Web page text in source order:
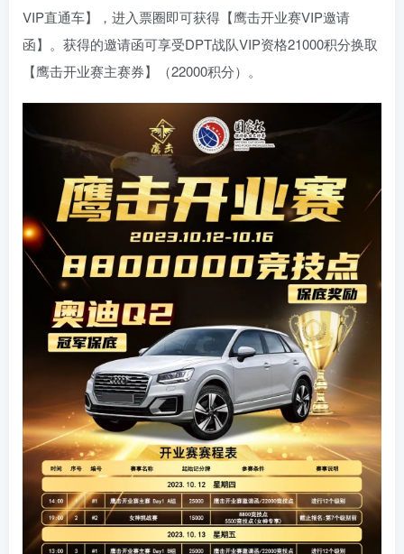
VIP直通车】，进入票圈即可获得【鹰击开业赛VIP邀请
函】。获得的邀请函可享受DPT战队VIP资格21000积分换取
【鹰击开业赛主赛券】（22000积分）。